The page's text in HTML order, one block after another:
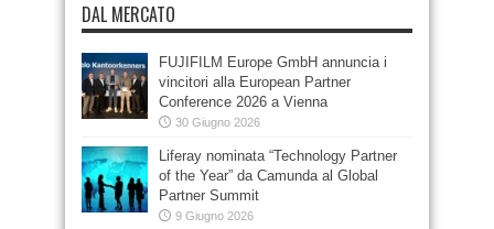
DAL MERCATO
FUJIFILM Europe GmbH annuncia i
vincitori alla European Partner
Conference 2026 a Vienna
30 Giugno 2026
Liferay nominata “Technology Partner
of the Year” da Camunda al Global
Partner Summit
9 Giugno 2026